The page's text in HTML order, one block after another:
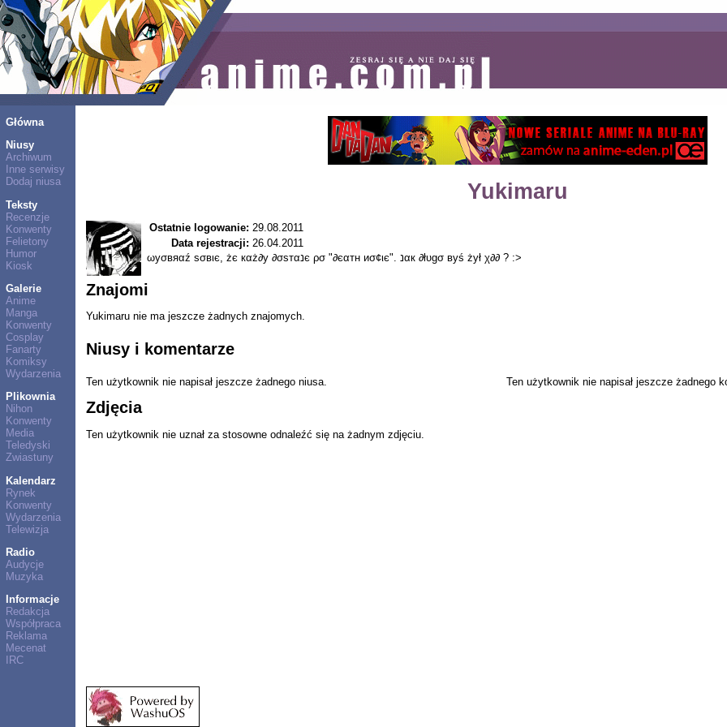
Główna
Niusy
Archiwum
Inne serwisy
Dodaj niusa
Teksty
Recenzje
Konwenty
Felietony
Humor
Kiosk
Galerie
Anime
Manga
Konwenty
Cosplay
Fanarty
Komiksy
Wydarzenia
Plikownia
Nihon
Konwenty
Media
Teledyski
Zwiastuny
Kalendarz
Rynek
Konwenty
Wydarzenia
Telewizja
Radio
Audycje
Muzyka
Informacje
Redakcja
Współpraca
Reklama
Mecenat
IRC
Yukimaru
Ostatnie logowanie: 29.08.2011
Data rejestracji: 26.04.2011
ωуσвяαź ѕσвιє, żє кαż∂у ∂σѕтαנє ρσ "∂єαтн иσ¢ιє". נαк ∂łυgσ вуś żуł χ∂∂ ? :>
Znajomi
Yukimaru nie ma jeszcze żadnych znajomych.
Niusy i komentarze
Ten użytkownik nie napisał jeszcze żadnego niusa. Ten użytkownik nie napisał jeszcze żadnego
Zdjęcia
Ten użytkownik nie uznał za stosowne odnaleźć się na żadnym zdjęciu.